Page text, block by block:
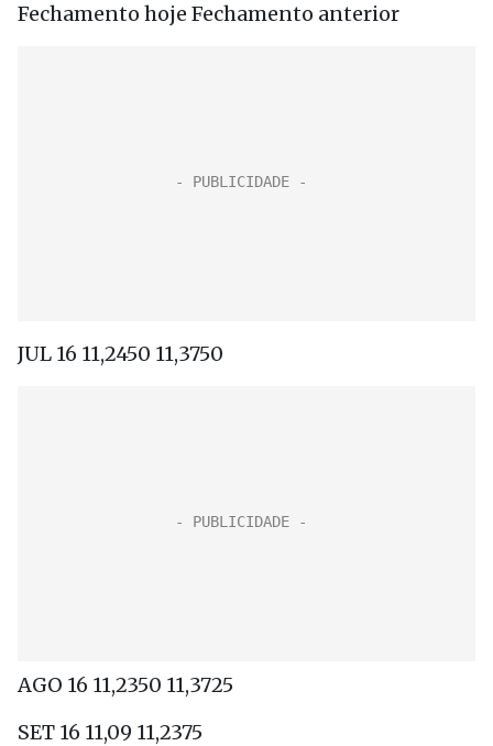
Fechamento hoje Fechamento anterior
JUL 16 11,2450 11,3750
AGO 16 11,2350 11,3725
SET 16 11,09 11,2375